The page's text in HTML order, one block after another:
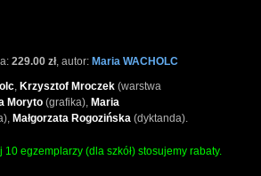
229.00 zł, autor: Maria WACHOLC
Krzysztof Mroczek (warstwa
Moryto (grafika), Maria
Małgorzata Rogozińska (dyktanda).
egzemplarzy (dla szkół) stosujemy rabaty.